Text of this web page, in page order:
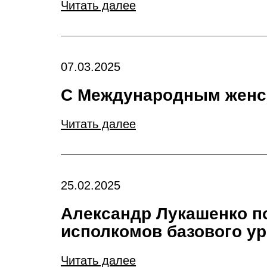
Читать далее
07.03.2025
С Международным
Читать далее
25.02.2025
Александр Лукашенко
исполкомов базового
Читать далее